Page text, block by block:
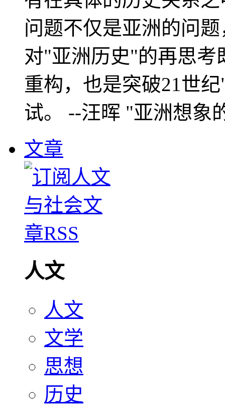
问题不仅是亚洲的问
对"亚洲历史"的再思考
重构，也是突破21世
试。 --汪晖 "亚洲想象
文章
人文
人文
文学
思想
历史